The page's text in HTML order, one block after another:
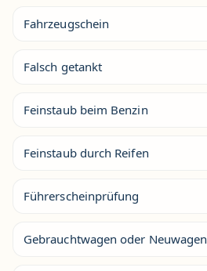
Fahrzeugschein
Falsch getankt
Feinstaub beim Benzin
Feinstaub durch Reifen
Führerscheinprüfung
Gebrauchtwagen oder Neuwagen